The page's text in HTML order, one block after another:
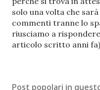
t
a
u
n
m
solo una volta che
commenti tranne lo
riusciamo a
articolo scritto anni
Post popolari in